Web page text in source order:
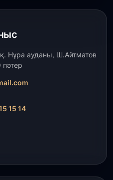
Нұра ауданы, Ш.Айтматов
пәтер
15 14